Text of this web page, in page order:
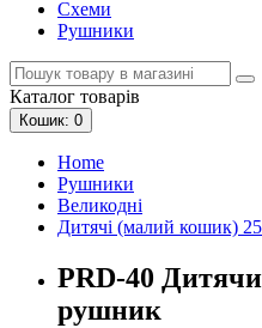
Схеми
Рушники
Каталог товарів
Кошик: 0
Home
Рушники
Великодні
Дитячі (малий кошик)
PRD-40
рушник